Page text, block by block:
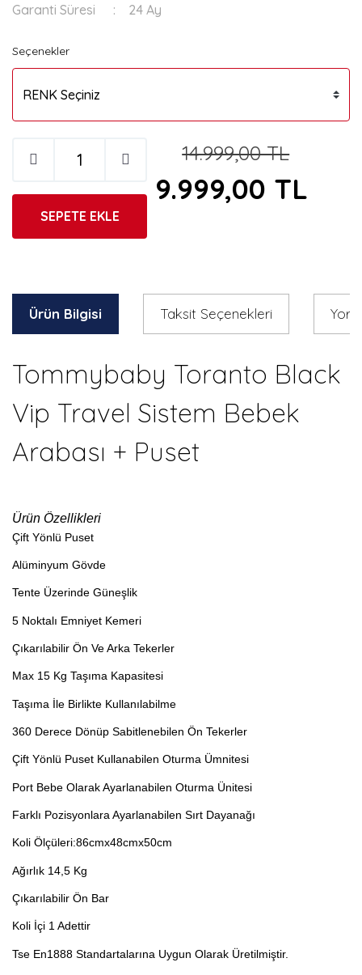
Garanti Süresi
24 Ay
Seçenekler
14.999,00 TL
9.999,00 TL
SEPETE EKLE
Ürün Bilgisi Taksit Seçenekleri
Tommybaby Toranto Black
Vip Travel Sistem Bebek
Arabası + Puset
Ürün Özellikleri
Çift Yönlü Puset
Alüminyum Gövde
Tente Üzerinde Güneşlik
5 Noktalı Emniyet Kemeri
Çıkarılabilir Ön Ve Arka Tekerler
Max 15 Kg Taşıma Kapasitesi
Taşıma İle Birlikte Kullanılabilme
360 Derece Dönüp Sabitlenebilen Ön Tekerler
Çift Yönlü Puset Kullanabilen Oturma Ümnitesi
Port Bebe Olarak Ayarlanabilen Oturma Ünitesi
Farklı Pozisyonlara Ayarlanabilen Sırt Dayanağı
Koli Ölçüleri:86cmx48cmx50cm
Ağırlık 14,5 Kg
Çıkarılabilir Ön Bar
Koli İçi 1 Adettir
Tse En1888 Standartalarına Uygun Olarak Üretilmiştir.